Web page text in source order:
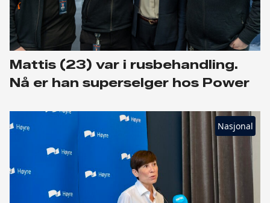
Mattis (23) var i rusbehandling.
Nå er han superselger hos Power
Nasjonal